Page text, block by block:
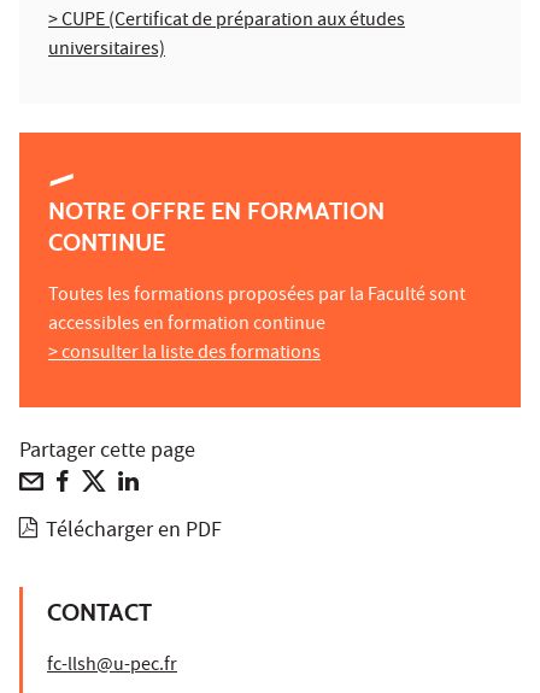
> CUPE (Certificat de préparation aux études
universitaires)
NOTRE OFFRE EN FORMATION
CONTINUE
Toutes les formations proposées par la Faculté sont
accessibles en formation continue
> consulter la liste des formations
Partager cette page
Télécharger en PDF
CONTACT
fc-llsh@u-pec.fr